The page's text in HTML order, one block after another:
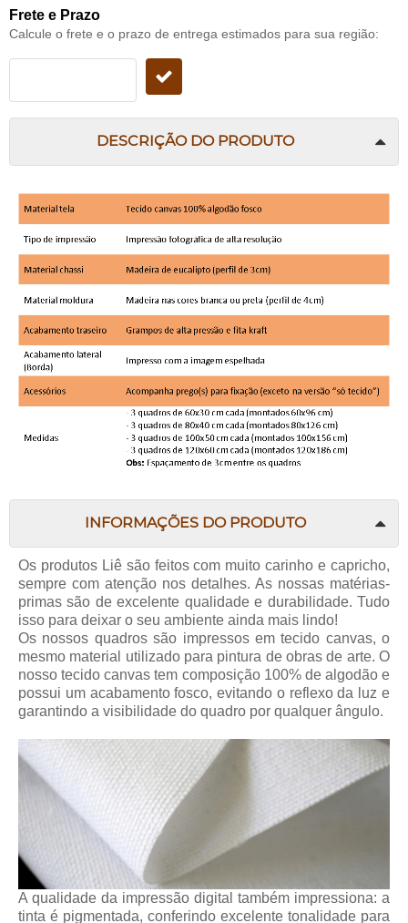
Frete e Prazo
Calcule o frete e o prazo de entrega estimados para sua região:
DESCRIÇÃO DO PRODUTO
INFORMAÇÕES DO PRODUTO
Os produtos Liê são feitos com muito carinho e capricho,
sempre com atenção nos detalhes. As nossas matérias-
primas são de excelente qualidade e durabilidade. Tudo
isso para deixar o seu ambiente ainda mais lindo!
Os nossos quadros são impressos em tecido canvas, o
mesmo material utilizado para pintura de obras de arte. O
nosso tecido canvas tem composição 100% de algodão e
possui um acabamento fosco, evitando o reflexo da luz e
garantindo a visibilidade do quadro por qualquer ângulo.
A qualidade da impressão digital também impressiona: a
tinta é pigmentada, conferindo excelente tonalidade para